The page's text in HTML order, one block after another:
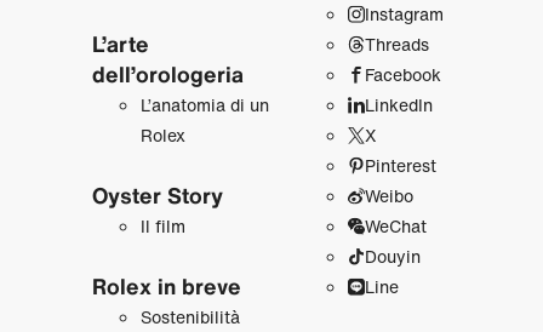
L’arte
dell’orologeria
L’anatomia di un
Rolex
Oyster Story
Il film
Rolex in breve
Sostenibilità
Instagram
Threads
Facebook
LinkedIn
X
Pinterest
Weibo
WeChat
Douyin
Line